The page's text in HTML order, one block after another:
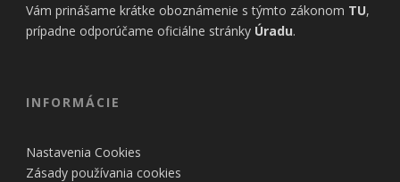
Vám prinášame krátke oboznámenie s týmto zákonom TU,
prípadne odporúčame oficiálne stránky Úradu.
INFORMÁCIE
Nastavenia Cookies
Zásady používania cookies